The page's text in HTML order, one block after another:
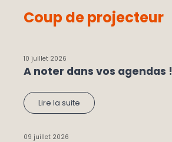
Coup de projecteur
10 juillet 2026
A noter dans vos agendas !
Lire la suite
09 juillet 2026